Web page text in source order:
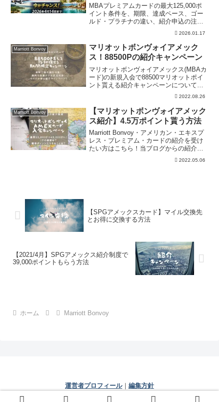
MBAプレミアムカードの最大125,000ポ
イント条件を、期限、達成ペース、ゴー
ルド・プラチナの違い、紹介申込の注意
点から整理。申込前に公式条件、年会
費、必要利用額、達成可否、ポイント付
与時期、本文の確認ポイントを確認でき
ます。
2026.01.17
Marriott Bonvoy
マリオットボンヴォイアメック
ス！88500Pの紹介キャンペーン
マリオットボンヴォイアメックス(MBAカ
ード)の新規入会で88500マリオットポイ
ント貰える紹介キャンペーンについて解
説しています。詳しい条件や簡単に達成
でできることなども公開しています。
2022.08.26
Marriott Bonvoy
【マリオットボンヴォイアメック
ス紹介】4.5万ポイント貰う方法
Marriott Bonvoy・アメリカン・エキスプ
レス・プレミアム・カードの紹介を受け
たい方はこちら！当ブログからの紹介で
条件を達成すれば4.5万ポイントを進呈！
無料でマリオット系列ホテルに宿泊した
2022.05.06
【SPGアメックスカード】マイル交換先
とお得に交換する方法
【2021/4月】SPGアメックス紹介制度で
39,000ポイントもらう方法
ホーム Marriott Bonvoy
運営者プロフィール｜ 編集方針